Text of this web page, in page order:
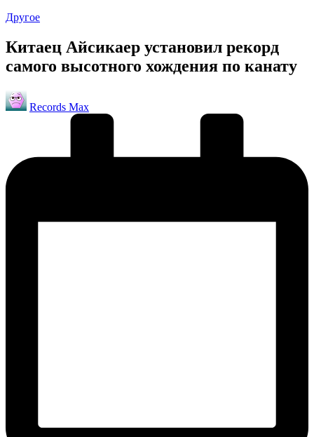
Опубликовано
Другое
Китаец Айсикаер установил рекорд
самого высотного хождения по канату
Запись
от
Records Max